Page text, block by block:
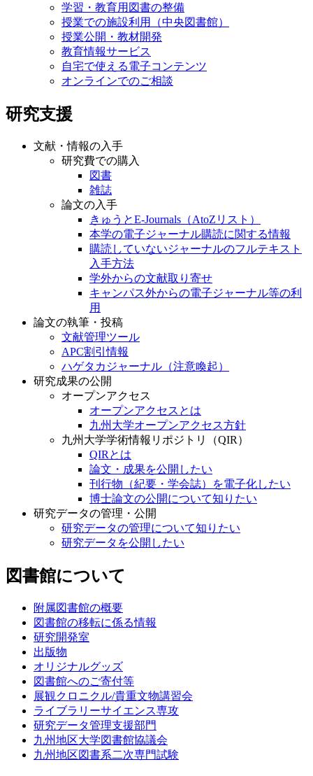
学習・教育用図書の整備
授業での施設利用（中央図書館）
授業公開・教材開発
教育情報サービス
自宅で使える電子コンテンツ
オンラインでのご相談
研究支援
文献・情報の入手
研究費での購入
図書
雑誌
論文の入手
きゅうとE-Journals（AtoZリスト）
本学の電子ジャーナル購読に関する情報
購読していないジャーナルのフルテキスト
入手方法
学外からの文献取り寄せ
キャンパス外からの電子ジャーナル等の利
用
論文の執筆・投稿
文献管理ツール
APC割引情報
ハゲタカジャーナル（注意喚起）
研究成果の公開
オープンアクセス
オープンアクセスとは
九州大学オープンアクセス方針
九州大学学術情報リポジトリ（QIR）
QIRとは
論文・成果を公開したい
刊行物（紀要・学会誌）を電子化したい
博士論文の公開について知りたい
研究データの管理・公開
研究データの管理について知りたい
研究データを公開したい
図書館について
附属図書館の概要
図書館の移転に係る情報
研究開発室
出版物
オリジナルグッズ
図書館へのご寄付等
展観クロニクル/貴重文物講習会
ライブラリーサイエンス専攻
研究データ管理支援部門
九州地区大学図書館協議会
九州地区図書系二次専門試験